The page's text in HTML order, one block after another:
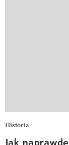
Historia
Jak